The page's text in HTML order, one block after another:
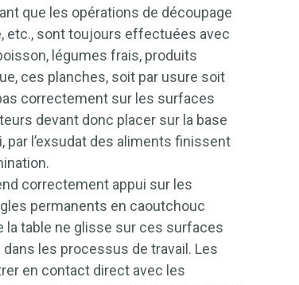
que les opérations de découpage
etc., sont toujours effectuées avec
légumes frais, produits
ces planches, soit par usure soit
correctement sur les surfaces
devant donc placer sur la base
l’exsudat des aliments finissent
correctement appui sur les
permanents en caoutchouc
la table ne glisse sur ces surfaces
les processus de travail. Les
en contact direct avec les